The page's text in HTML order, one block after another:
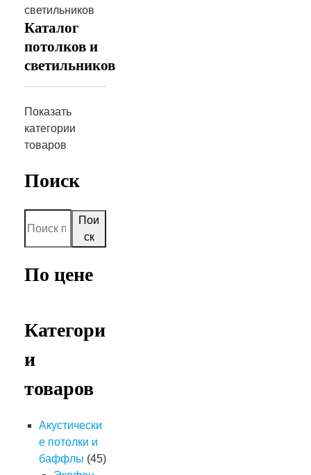
светильников
Каталог
потолков и
светильников
Показать
категории
товаров
Поиск
Пои
ск
По цене
Категори
и
товаров
Акустически
е потолки и
баффлы (45)